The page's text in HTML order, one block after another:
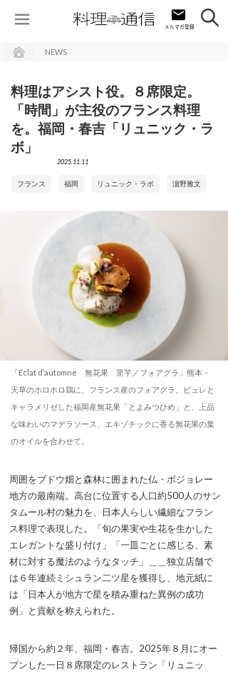
NEWS
料理はアシスト役。８席限定。
「時間」が主役のフランス料理
を。福岡・春吉「リュニック・ラ
ボ」
2025.11.11
フランス 福岡 リュニック・ラボ 濵野雅文
「Eclat d’automne 無花果 里芋／フォアグラ」熊本・
天草のホロホロ鶏に、フランス産のフォアグラ。ピュレと
キャラメリゼした福岡産無花果「とよみつひめ」と、上品
な味わいのマデラソース、エキゾチックに香る無花果の葉
のオイルを合わせて。
周囲をブドウ畑と森林に囲まれた仏・ボジョレー
地方の最南端。高台に位置する人口約500人のサン
タムール村の魅力を、日本人らしい繊細なフラン
ス料理で表現した。「旬の果実や生花を生かした
エレガントな盛り付け」「一皿ごとに感じる、素
材に対する魔法のようなタッチ」＿＿独立店舗で
は６年連続ミシュラン二ツ星を獲得し、地元紙に
は「日本人が地方で星を積み重ねた異例の成功
例」と貢献を称えられた。
帰国から約２年、福岡・春吉。2025年８月にオー
プンした一日８席限定のレストラン「リュニッ